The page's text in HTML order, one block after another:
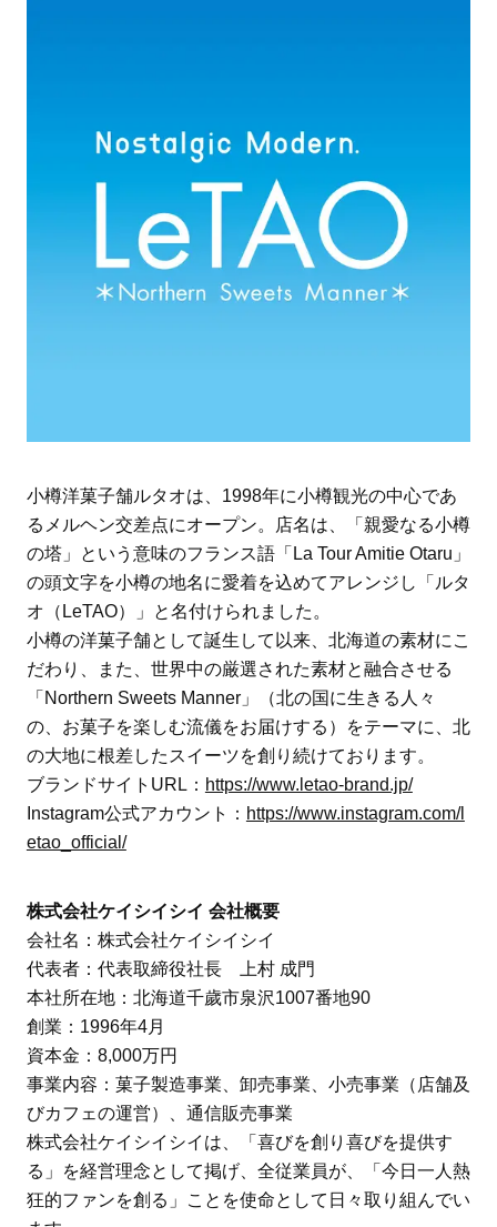
小樽洋菓子舗ルタオは、1998年に小樽観光の中心であ
るメルヘン交差点にオープン。店名は、「親愛なる小樽
の塔」という意味のフランス語「La Tour Amitie Otaru」
の頭文字を小樽の地名に愛着を込めてアレンジし「ルタ
オ（LeTAO）」と名付けられました。
小樽の洋菓子舗として誕生して以来、北海道の素材にこ
だわり、また、世界中の厳選された素材と融合させる
「Northern Sweets Manner」（北の国に生きる人々
の、お菓子を楽しむ流儀をお届けする）をテーマに、北
の大地に根差したスイーツを創り続けております。
ブランドサイトURL： https://www.letao-brand.jp/
Instagram公式アカウント： https://www.instagram.com/l
etao_official/
株式会社ケイシイシイ 会社概要
会社名：株式会社ケイシイシイ
代表者：代表取締役社長 上村 成門
本社所在地：北海道千歲市泉沢1007番地90
創業：1996年4月
資本金：8,000万円
事業内容：菓子製造事業、卸売事業、小売事業（店舗及
びカフェの運営）、通信販売事業
株式会社ケイシイシイは、「喜びを創り喜びを提供す
る」を経営理念として掲げ、全従業員が、「今日一人熱
狂的ファンを創る」ことを使命として日々取り組んでい